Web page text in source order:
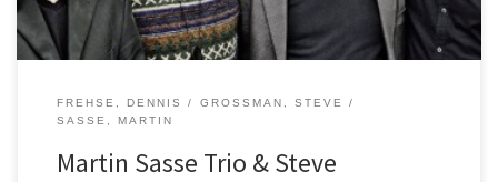
FREHSE, DENNIS
GROSSMAN, STEVE
SASSE, MARTIN
Martin Sasse Trio & Steve